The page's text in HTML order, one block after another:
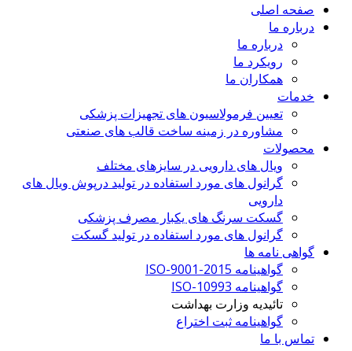
صفحه اصلی
درباره ما
درباره ما
رویکرد ما
همکاران ما
خدمات
تعیین فرمولاسیون های تجهیزات پزشکی
مشاوره در زمینه ساخت قالب های صنعتی
محصولات
ویال های دارویی در سایزهای مختلف
گرانول های مورد استفاده در تولید درپوش ویال های
دارویی
گسکت سرنگ های یکبار مصرف پزشکی
گرانول های مورد استفاده در تولید گسکت
گواهی نامه ها
گواهینامه ISO-9001-2015
گواهینامه ISO-10993
تائیدیه وزارت بهداشت
گواهینامه ثبت اختراع
تماس با ما